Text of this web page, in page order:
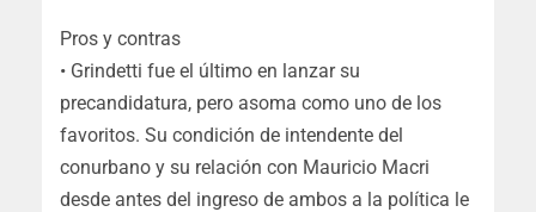
Pros y contras
• Grindetti fue el último en lanzar su
precandidatura, pero asoma como uno de los
favoritos. Su condición de intendente del
conurbano y su relación con Mauricio Macri
desde antes del ingreso de ambos a la política le